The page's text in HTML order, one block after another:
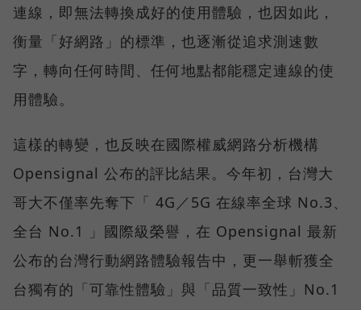
連線，即無法轉換成好的使用體驗，也因如此，
衡量「好網路」的標準，也逐漸從追求測速數
字，轉向任何時間、任何地點都能穩定連線的使
用體驗。
這樣的轉變，也反映在國際權威網路分析機構
Opensignal 公布的評比結果。今年初，台灣大
哥大不僅率先奪下「 4G／5G 在線率全球 No.3、
全台 No.1 」國際級榮譽，在 Opensignal 最新
公布的台灣行動網路體驗報告中，更一舉斬獲全
台獨有的「可靠性體驗」與「品質一致性」No.1